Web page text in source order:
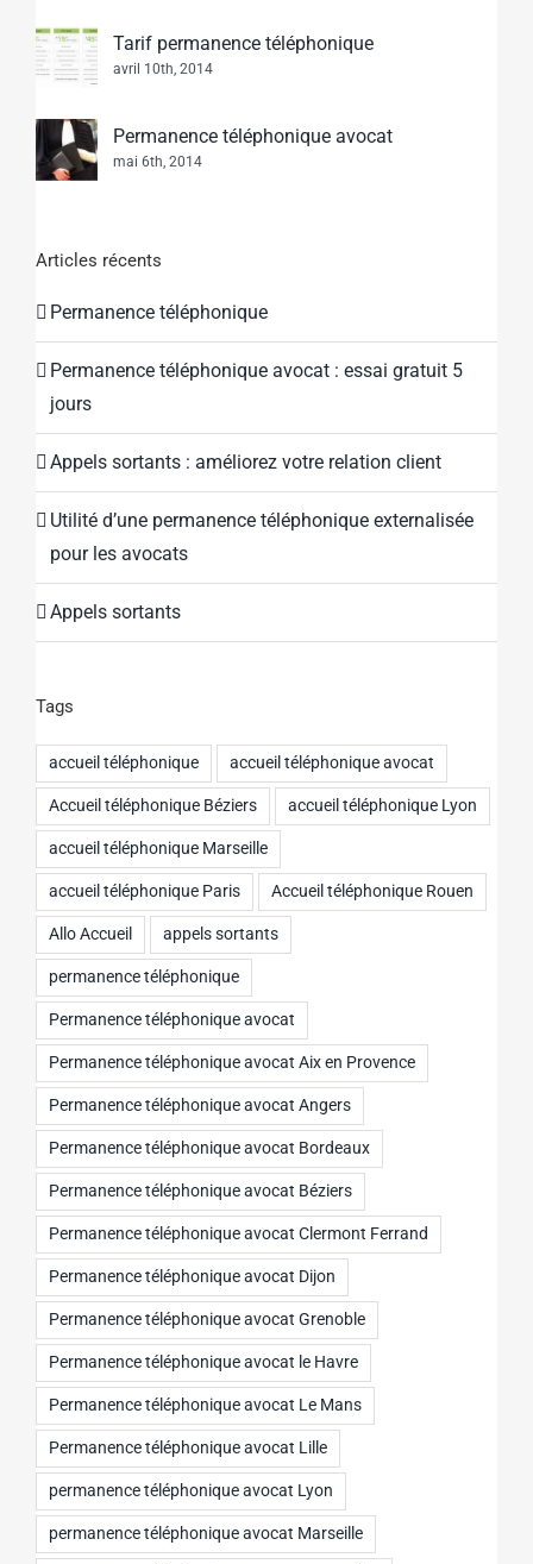
Tarif permanence téléphonique
avril 10th, 2014
Permanence téléphonique avocat
mai 6th, 2014
Articles récents
Permanence téléphonique
Permanence téléphonique avocat : essai gratuit 5
jours
Appels sortants : améliorez votre relation client
Utilité d’une permanence téléphonique externalisée
pour les avocats
Appels sortants
Tags
accueil téléphonique accueil téléphonique avocat
Accueil téléphonique Béziers accueil téléphonique Lyon
accueil téléphonique Marseille
accueil téléphonique Paris Accueil téléphonique Rouen
Allo Accueil appels sortants
permanence téléphonique
Permanence téléphonique avocat
Permanence téléphonique avocat Aix en Provence
Permanence téléphonique avocat Angers
Permanence téléphonique avocat Bordeaux
Permanence téléphonique avocat Béziers
Permanence téléphonique avocat Clermont Ferrand
Permanence téléphonique avocat Dijon
Permanence téléphonique avocat Grenoble
Permanence téléphonique avocat le Havre
Permanence téléphonique avocat Le Mans
Permanence téléphonique avocat Lille
permanence téléphonique avocat Lyon
permanence téléphonique avocat Marseille